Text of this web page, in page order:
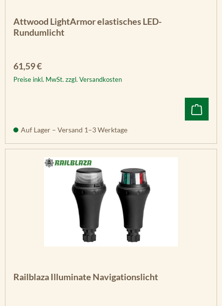
Attwood LightArmor elastisches LED-
Rundumlicht
Regulärer Preis:
61,59 €
Preise inkl. MwSt. zzgl. Versandkosten
Auf Lager – Versand 1–3 Werktage
Railblaza Illuminate Navigationslicht